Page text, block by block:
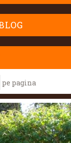
pe pagina